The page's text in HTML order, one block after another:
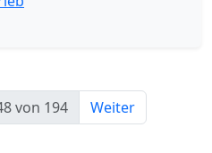
von 194 Weiter